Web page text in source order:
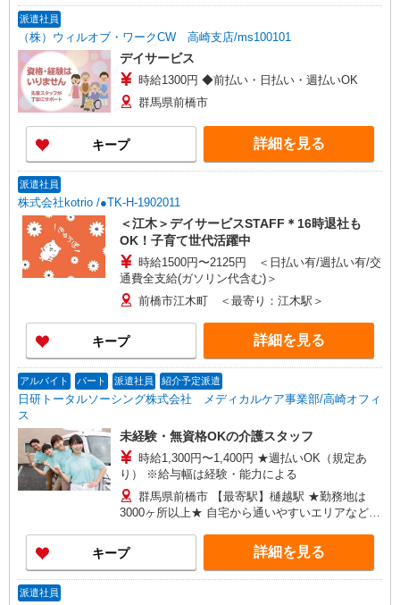
派遣社員
（株）ウィルオブ・ワークCW 高崎支店/ms100101
デイサービス
時給1300円 ◆前払い・日払い・週払いOK
群馬県前橋市
キープ 詳細を見る
派遣社員
株式会社kotrio /●TK-H-1902011
＜江木＞デイサービスSTAFF＊16時退社も
OK！子育て世代活躍中
時給1500円〜2125円 ＜日払い有/週払い有/交
通費全支給(ガソリン代含む)＞
前橋市江木町 ＜最寄り：江木駅＞
キープ 詳細を見る
アルバイト パート 派遣社員 紹介予定派遣
日研トータルソーシング株式会社 メディカルケア事業部/高崎オフィ
ス
未経験・無資格OKの介護スタッフ
時給1,300円〜1,400円 ★週払いOK（規定あ
り） ※給与幅は経験・能力による
群馬県前橋市 【最寄駅】樋越駅 ★勤務地は
3000ヶ所以上★ 自宅から通いやすいエリアなど、
キープ 詳細を見る
派遣社員